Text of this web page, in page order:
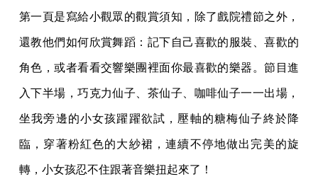
第一頁是寫給小觀眾的觀賞須知，除了戲院禮節之外，
還教他們如何欣賞舞蹈：記下自己喜歡的服裝、喜歡的
角色，或者看看交響樂團裡面你最喜歡的樂器。節目進
入下半場，巧克力仙子、茶仙子、咖啡仙子一一出場，
坐我旁邊的小女孩躍躍欲試，壓軸的糖梅仙子終於降
臨，穿著粉紅色的大紗裙，連續不停地做出完美的旋
轉，小女孩忍不住跟著音樂扭起來了！